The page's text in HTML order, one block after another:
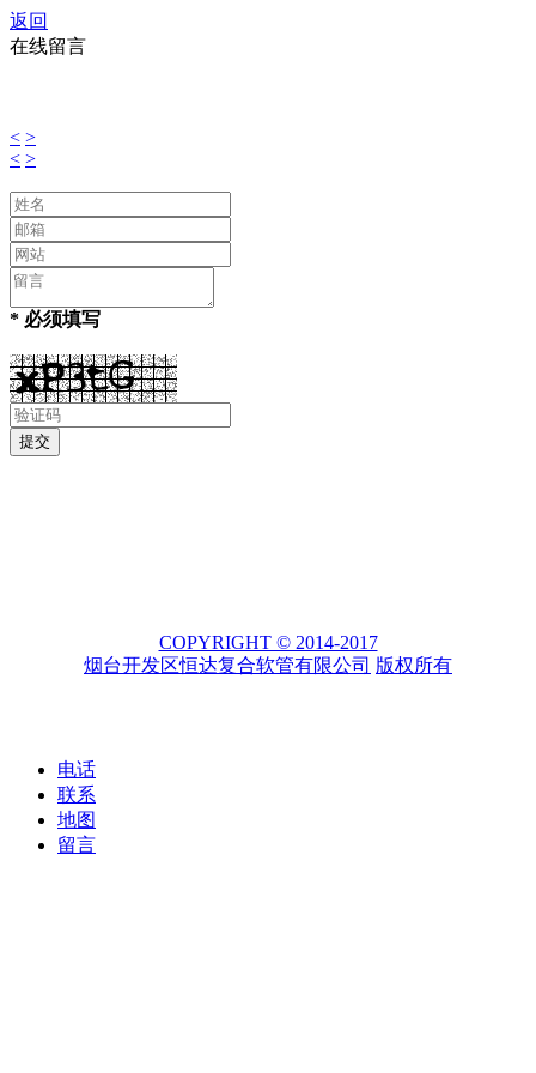
返回
在线留言
< >
< >
* 必须填写
COPYRIGHT © 2014-2017
烟台开发区恒达复合软管有限公司 版权所有
电话
联系
地图
留言